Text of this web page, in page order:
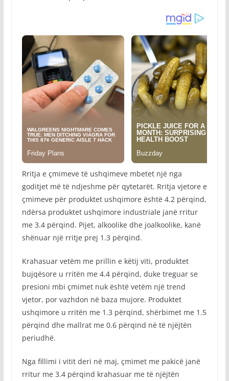
Rritja e çmimeve të ushqimeve mbetet një nga
goditjet më të ndjeshme për qytetarët. Rritja vjetore e
çmimeve për produktet ushqimore është 4.2 përqind,
ndërsa produktet ushqimore industriale janë rritur
me 3.4 përqind. Pijet, alkoolike dhe joalkoolike, kanë
shënuar një rritje prej 1.3 përqind.
Krahasuar vetëm me prillin e këtij viti, produktet
bujqësore u rritën me 4.4 përqind, duke treguar se
presioni mbi çmimet nuk është vetëm një trend
vjetor, por vazhdon në baza mujore. Produktet
ushqimore u rritën me 1.3 përqind, shërbimet me 1.5
përqind dhe mallrat me 0.6 përqind në të njëjtën
periudhë.
Nga fillimi i vitit deri në maj, çmimet me pakicë janë
rritur me 3.4 përqind krahasuar me të njëjtën